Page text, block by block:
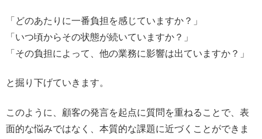
「どのあたりに一番負担を感じていますか？」
「いつ頃からその状態が続いていますか？」
「その負担によって、他の業務に影響は出ていますか？」
と掘り下げていきます。
このように、顧客の発言を起点に質問を重ねることで、表
面的な悩みではなく、本質的な課題に近づくことができま